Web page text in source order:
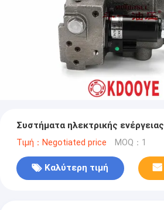
Συστήματα ηλεκτρικής ενέργειας
Τιμή：Negotiated price MOQ：1
Καλύτερη τιμή